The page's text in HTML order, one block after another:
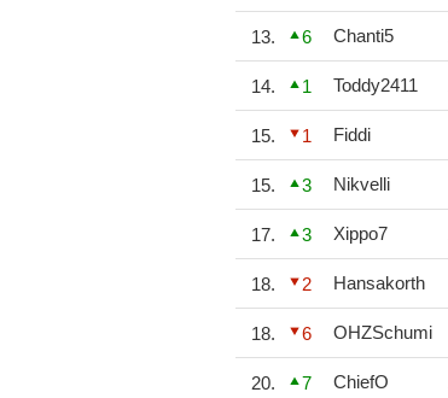
13. 6 Chanti5
14. 1 Toddy2411
15. 1 Fiddi
15. 3 Nikvelli
17. 3 Xippo7
18. 2 Hansakorth
18. 6 OHZSchumi
20. 7 ChiefO